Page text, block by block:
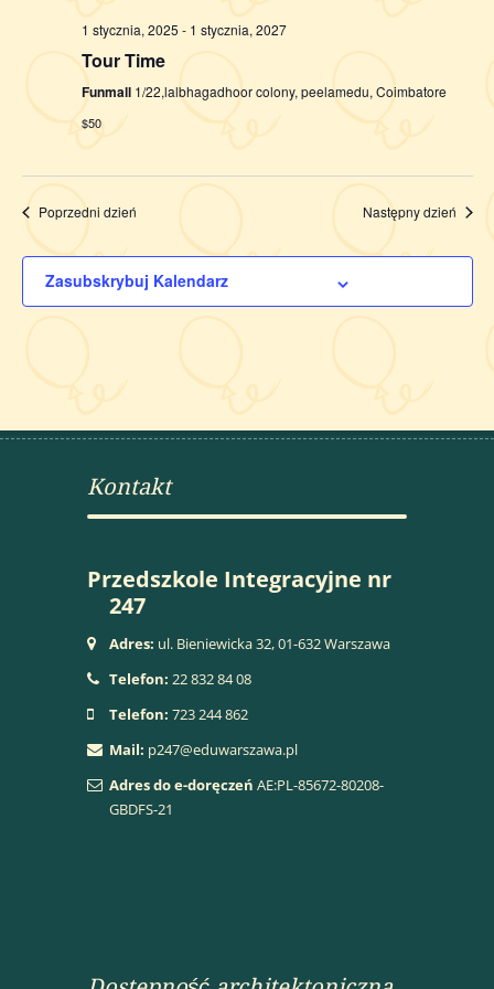
1 stycznia, 2025 - 1 stycznia, 2027
Tour Time
Funmall 1/22,lalbhagadhoor colony, peelamedu, Coimbatore
$50
Poprzedni dzień Następny dzień
Zasubskrybuj Kalendarz
Kontakt
Przedszkole Integracyjne nr
247
Adres: ul. Bieniewicka 32, 01-632 Warszawa
Telefon: 22 832 84 08
Telefon: 723 244 862
Mail: p247@eduwarszawa.pl
Adres do e-doręczeń AE:PL-85672-80208-
GBDFS-21